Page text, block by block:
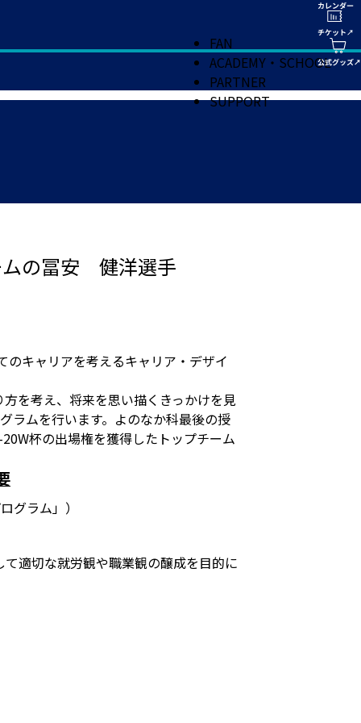
FAN
ACADEMY・SCHOOL
PARTNER
SUPPORT
の冨安 健洋選手
キャリアを考えるキャリア・デザイ
を考え、将来を思い描くきっかけを見
ラムを行います。よのなか科最後の授
杯の出場権を獲得したトップチーム
グラム」）
適切な就労観や職業観の醸成を目的に